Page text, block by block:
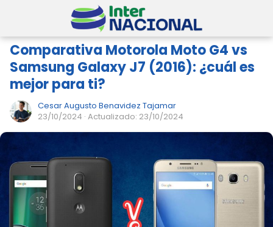
Comparativa Motorola Moto G4 vs
Samsung Galaxy J7 (2016): ¿cuál es
mejor para ti?
Cesar Augusto Benavidez Tajamar
23/10/2024 · Actualizado: 23/10/2024